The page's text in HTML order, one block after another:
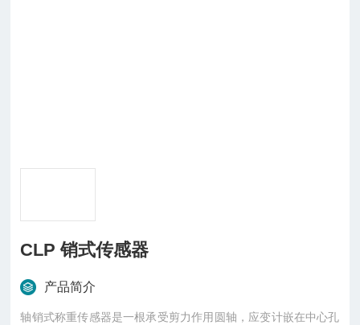
CLP 销式传感器
产品简介
轴销式称重传感器是一根承受剪力作用圆轴，应变计嵌在中心孔